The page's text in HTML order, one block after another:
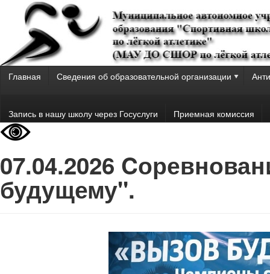
Главная Сведения об образовательной организации
Запись в нашу школу через Госуслуги Приемная комиссия
07.04.2026
будущему".